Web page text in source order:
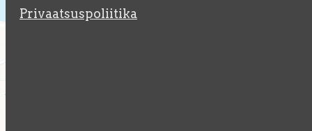
Privaatsuspoliitika